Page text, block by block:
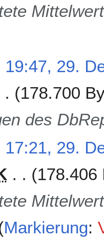
19:47, 29.
178.700
des
17:21, 29.
178.406
Markierung: